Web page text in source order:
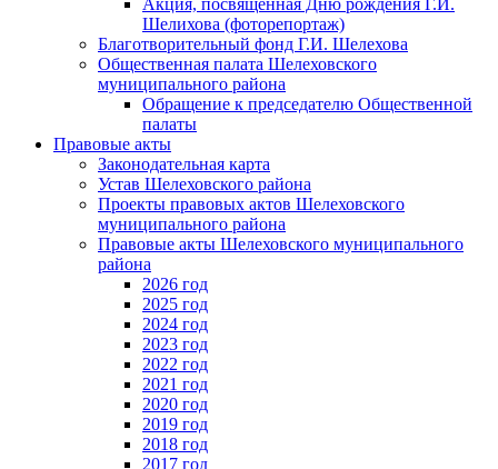
Шелихова (фоторепортаж)
Благотворительный фонд Г.И. Шелехова
Общественная палата Шелеховского
муниципального района
Обращение к председателю Общественной
палаты
Правовые акты
Законодательная карта
Устав Шелеховского района
Проекты правовых актов Шелеховского
муниципального района
Правовые акты Шелеховского муниципального
района
2026 год
2025 год
2024 год
2023 год
2022 год
2021 год
2020 год
2019 год
2018 год
2017 год